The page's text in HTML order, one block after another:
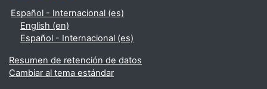
Español - Internacional ‎(es)‎
English ‎(en)‎
Español - Internacional ‎(es)‎
Resumen de retención de datos
Cambiar al tema estándar